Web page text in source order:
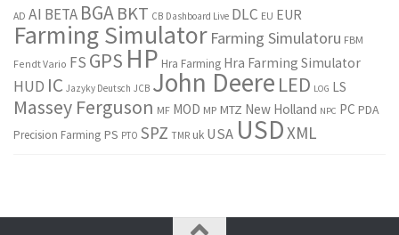
AD AI BETA BGABKT CB Dashboard Live DLC EU EUR
Farming Simulator Farming Simulatoru FBM
Fendt Vario FS GPS HP Hra Farming Hra Farming Simulator
HUD IC Jazyky Deutsch JCB John Deere LED LOG LS
Massey Ferguson MF MOD MP MTZ New Holland NPC PC PDA
Precision Farming PS PTO SPZ TMR uk USA USDXML